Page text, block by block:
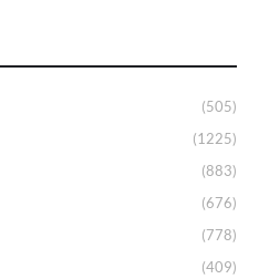
(505)
(1225)
(883)
(676)
(778)
(409)